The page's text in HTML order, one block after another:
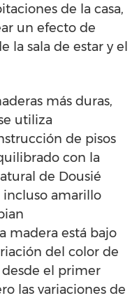
de la casa,
un efecto de
la sala de estar y el
más duras,
utiliza
de pisos
con la
de Dousié
incluso amarillo
madera está bajo
del color de
desde el primer
las variaciones de